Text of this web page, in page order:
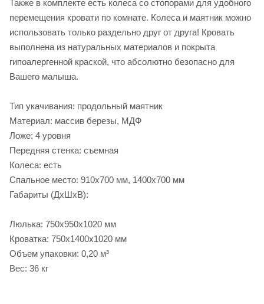
Также в комплекте есть колеса со стопорами для удобного
перемещения кровати по комнате. Колеса и маятник можно
использовать только раздельно друг от друга! Кровать
выполнена из натуральных материалов и покрыта
гипоалергенной краской, что абсолютно безопасно для
Вашего малыша.
Тип укачивания: продольный маятник
Материал: массив березы, МДФ
Ложе: 4 уровня
Передняя стенка: съемная
Колеса: есть
Спальное место: 910х700 мм, 1400х700 мм
Габариты (ДхШхВ):
Люлька: 750х950х1020 мм
Кроватка: 750х1400х1020 мм
Объем упаковки: 0,20 м³
Вес: 36 кг